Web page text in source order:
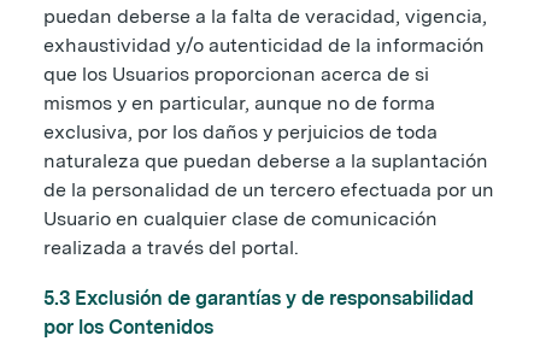
puedan deberse a la falta de veracidad, vigencia,
exhaustividad y/o autenticidad de la información
que los Usuarios proporcionan acerca de si
mismos y en particular, aunque no de forma
exclusiva, por los daños y perjuicios de toda
naturaleza que puedan deberse a la suplantación
de la personalidad de un tercero efectuada por un
Usuario en cualquier clase de comunicación
realizada a través del portal.
5.3 Exclusión de garantías y de responsabilidad
por los Contenidos